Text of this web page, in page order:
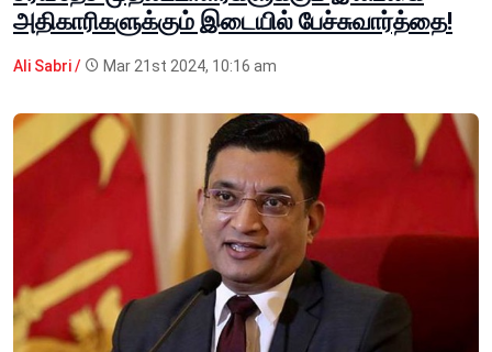
அதிகாரிகளுக்கும் இடையில் பேச்சுவார்த்தை!
Ali Sabri / Mar 21st 2024, 10:16 am